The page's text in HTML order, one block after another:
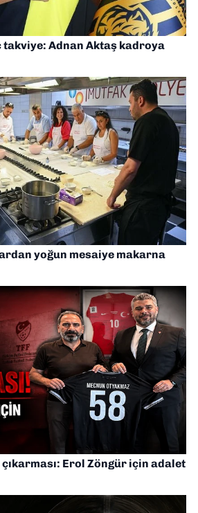
takviye: Adnan Aktaş kadroya
yoğun mesaiye makarna
çıkarması: Erol Zöngür için adalet